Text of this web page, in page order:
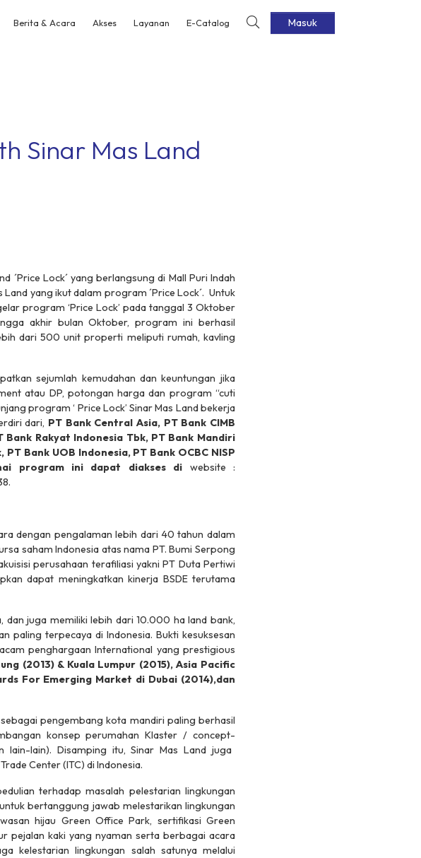
Berita & Acara Akses Layanan E-Catalog Masuk
Sinar Mas Land
´Price Lock´ yang berlangsung di Mall Puri Indah
yang ikut dalam program ´Price Lock´. Untuk
program ‘Price Lock’ pada tanggal 3 Oktober
akhir bulan Oktober, program ini berhasil
dari 500 unit properti meliputi rumah, kavling
sejumlah kemudahan dan keuntungan jika
atau DP, potongan harga dan program “cuti
program ‘ Price Lock’ Sinar Mas Land bekerja
dari, PT Bank Central Asia, PT Bank CIMB
Rakyat Indonesia Tbk, PT Bank Mandiri
Bank UOB Indonesia, PT Bank OCBC NISP
program ini dapat diakses di website :
dengan pengalaman lebih dari 40 tahun dalam
saham Indonesia atas nama PT. Bumi Serpong
perusahaan terafiliasi yakni PT Duta Pertiwi
dapat meningkatkan kinerja BSDE terutama
juga memiliki lebih dari 10.000 ha land bank,
paling terpecaya di Indonesia. Bukti kesuksesan
penghargaan International yang prestigious
(2013) & Kuala Lumpur (2015), Asia Pacific
For Emerging Market di Dubai (2014),dan
pengembang kota mandiri paling berhasil
konsep perumahan Klaster / concept-
lain-lain). Disamping itu, Sinar Mas Land juga
Center (ITC) di Indonesia.
terhadap masalah pelestarian lingkungan
bertanggung jawab melestarikan lingkungan
hijau Green Office Park, sertifikasi Green
pejalan kaki yang nyaman serta berbagai acara
kelestarian lingkungan salah satunya melalui